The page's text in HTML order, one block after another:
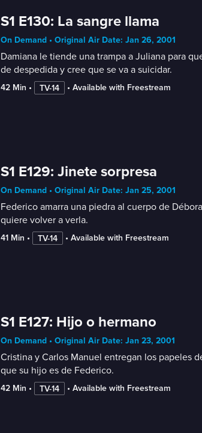
S1 E130: La sangre llama
On Demand • Original Air Date: Jan 26, 2001
Damiana le tiende una trampa a Juliana para
de despedida y cree que se va a suicidar.
42 Min • TV-14 • Available with Freestream
S1 E129: Jinete sorpresa
On Demand • Original Air Date: Jan 25, 2001
Federico amarra una piedra al cuerpo de
quiere volver a verla.
41 Min • TV-14 • Available with Freestream
S1 E127: Hijo o hermano
On Demand • Original Air Date: Jan 23, 2001
Cristina y Carlos Manuel entregan los papeles
que su hijo es de Federico.
42 Min • TV-14 • Available with Freestream